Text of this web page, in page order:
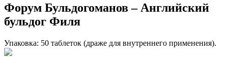
Форум Бульдогоманов – Английский
бульдог Филя
Упаковка: 50 таблеток (драже для внутреннего применения).